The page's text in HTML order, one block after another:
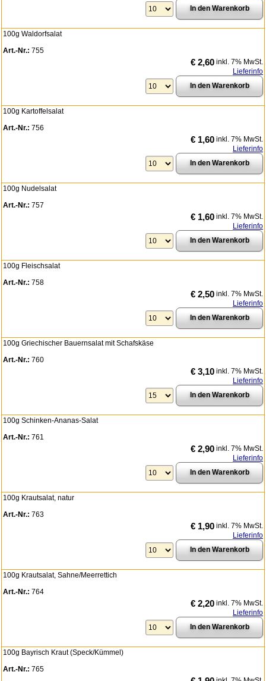
100g Waldorfsalat
Art.-Nr.: 755
€ 2,60 inkl. 7% MwSt.
Lieferinfo
100g Kartoffelsalat
Art.-Nr.: 756
€ 1,60 inkl. 7% MwSt.
Lieferinfo
100g Nudelsalat
Art.-Nr.: 757
€ 1,60 inkl. 7% MwSt.
Lieferinfo
100g Fleischsalat
Art.-Nr.: 758
€ 2,50 inkl. 7% MwSt.
Lieferinfo
100g Griechischer Bauernsalat mit Schafskäse
Art.-Nr.: 760
€ 3,10 inkl. 7% MwSt.
Lieferinfo
100g Schinken-Ananas-Salat
Art.-Nr.: 761
€ 2,90 inkl. 7% MwSt.
Lieferinfo
100g Krautsalat, natur
Art.-Nr.: 763
€ 1,90 inkl. 7% MwSt.
Lieferinfo
100g Krautsalat, Sahne/Meerrettich
Art.-Nr.: 764
€ 2,20 inkl. 7% MwSt.
Lieferinfo
100g Bayrisch Kraut (Speck/Kümmel)
Art.-Nr.: 765